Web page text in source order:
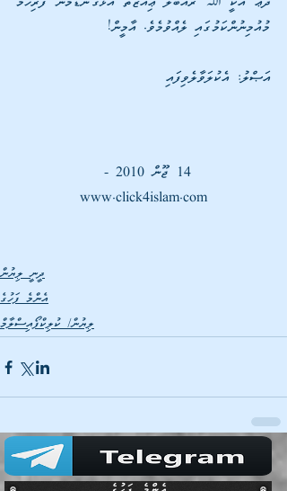
މުއުމިނުންކަމުގައި ލެއްވުމެވެ. އާމީން!
އަޞްލު: އެކުލަވާލެވިފައި
14 ޖޫން 2010 -
www.click4islam.com
ދީނީ ލިޔުން
އެންމެ ފަހުގެ
ލިޔުން/ ކުލިކްފޯއިސްލާމް